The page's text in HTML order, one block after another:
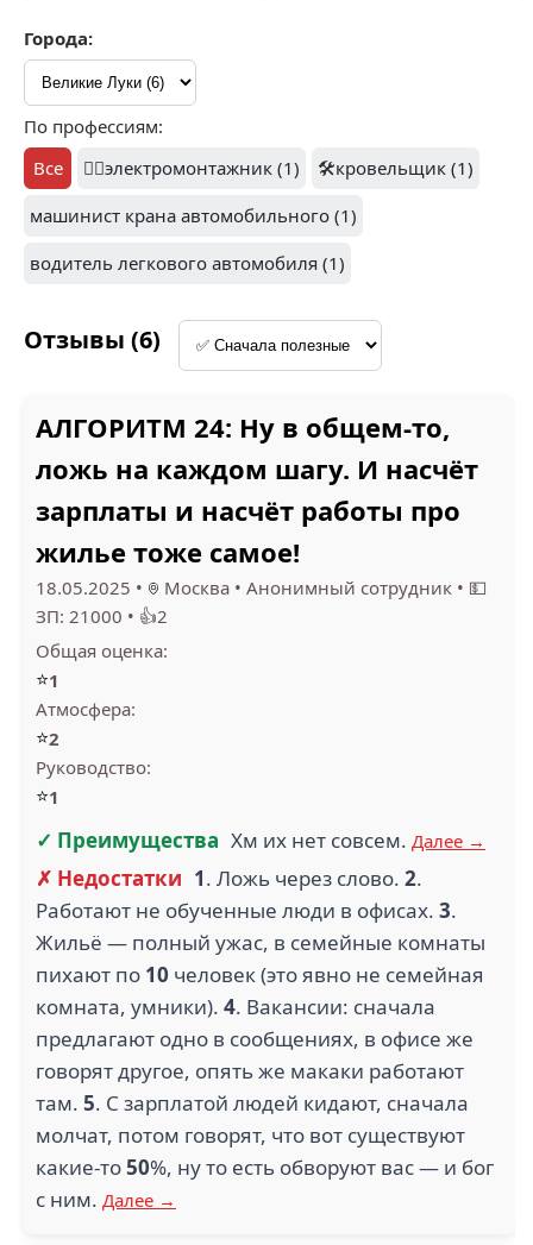
1
КОНТАКТ
ИНТЕРНЕЙШНЛ (1) АЛГОРИТМ 24 (1)
Города:
По профессиям:
Все
👷‍♂️электромонтажник (1) 🛠️кровельщик (1)
машинист крана автомобильного (1)
водитель легкового автомобиля (1)
Отзывы (6)
АЛГОРИТМ 24: Ну в общем-то,
ложь на каждом шагу. И насчёт
зарплаты и насчёт работы про
жилье тоже самое!
18.05.2025 • Москва • Анонимный сотрудник • 💵
ЗП: 21000 • 👍2
Общая оценка:
⭐1
Атмосфера:
⭐2
Руководство:
⭐1
✓ Преимущества Хм их нет совсем. Далее →
✗ Недостатки 1. Ложь через слово. 2.
Работают не обученные люди в офисах. 3.
Жильё — полный ужас, в семейные комнаты
пихают по 10 человек (это явно не семейная
комната, умники). 4. Вакансии: сначала
предлагают одно в сообщениях, в офисе же
говорят другое, опять же макаки работают
там. 5. С зарплатой людей кидают, сначала
молчат, потом говорят, что вот существуют
какие-то50%, ну то есть обворуют вас — и бог
с ним. Далее →